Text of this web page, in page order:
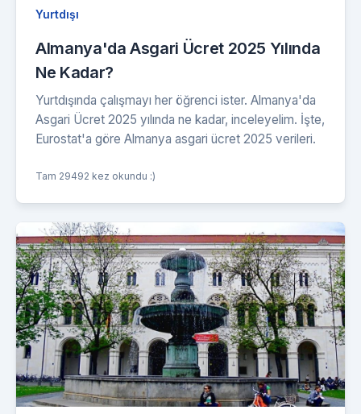
Yurtdışı
Almanya'da Asgari Ücret 2025 Yılında
Ne Kadar?
Yurtdışında çalışmayı her öğrenci ister. Almanya'da
Asgari Ücret 2025 yılında ne kadar, inceleyelim. İşte,
Eurostat'a göre Almanya asgari ücret 2025 verileri.
Tam 29492 kez okundu :)